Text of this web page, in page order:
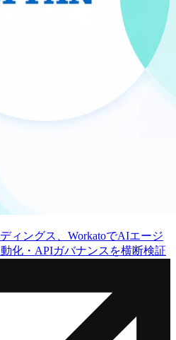
ィングス、WorkatoでAIエージ
化・APIガバナンスを横断検証